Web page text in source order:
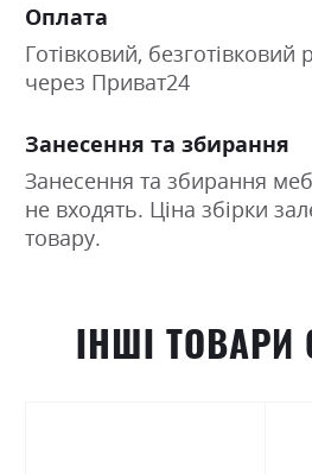
Оплата
Готівковий, безготівковий
через Приват24
Занесення та збирання
Занесення та збирання
не входять. Ціна збірки
товару.
ІНШІ ТОВАРИ